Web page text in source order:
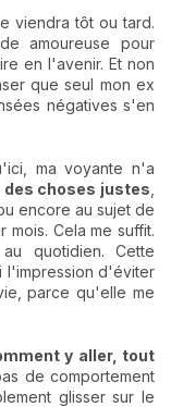
viendra tôt ou tard.
amoureuse pour
en l'avenir. Et non
que seul mon ex
négatives s'en
ma voyante n'a
des choses justes
encore au sujet de
Cela me suffit.
quotidien. Cette
l'impression d'éviter
parce qu'elle me
y aller, tout
de comportement
glisser sur le